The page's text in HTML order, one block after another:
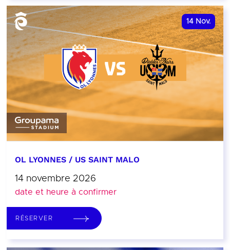
14 Nov.
OL LYONNES / US SAINT MALO
14 novembre 2026
date et heure à confirmer
RÉSERVER